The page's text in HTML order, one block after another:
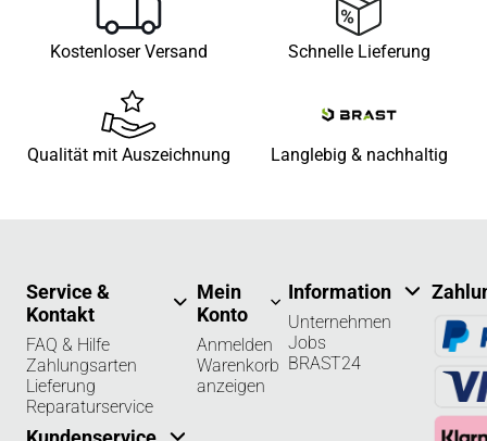
Kostenloser Versand Schnelle Lieferung
Qualität mit Auszeichnung Langlebig & nachhaltig
Service &
Kontakt
FAQ & Hilfe
Zahlungsarten
Lieferung
Reparaturservice
Mein
Konto
Anmelden
Warenkorb
anzeigen
Information
Unternehmen
Jobs
BRAST24